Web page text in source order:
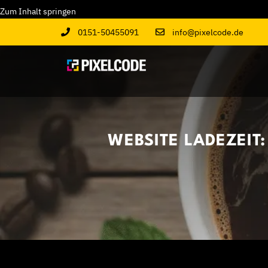
Zum Inhalt springen
Zum
Inhalt
0151-50455091 info@pixelcode.de
WEBSITE